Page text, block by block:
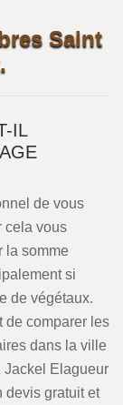
Saint
IL
de vous
cela vous
la somme
si
de végétaux.
de comparer les
dans la ville
Jackel Elagueur
devis gratuit et